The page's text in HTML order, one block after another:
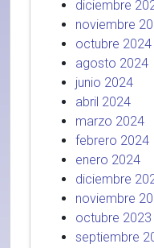
diciembre
noviembre
octubre 2024
agosto 2024
junio 2024
abril 2024
marzo 2024
febrero 2024
enero 2024
diciembre
noviembre
octubre 2023
septiembre